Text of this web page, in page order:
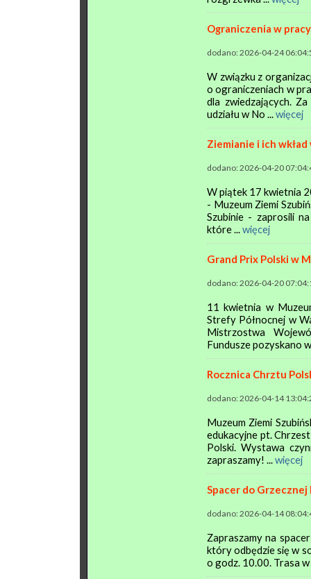
Ograniczenia w
dodano: 2026-04-24
W związku z
o ograniczeniach w
dla zwiedzających.
udziału w No ...więcej
Ziemianie i ich wkład
dodano: 2026-04-20
W piątek 17 kwietnia
- Muzeum Ziemi
Szubinie - zaprosili
które ...więcej
Grand Prix Polski w
dodano: 2026-04-20
11 kwietnia w
Strefy Północnej w
Mistrzostwa
Fundusze pozyskano
Rocznica Chrztu
dodano: 2026-04-14
Muzeum Ziemi
edukacyjne pt.
Polski. Wystawa
zapraszamy! ...więcej
Spacer do Grzecznej
dodano: 2026-04-14
Zapraszamy na
który odbędzie się w
o godz. 10.00. Trasa